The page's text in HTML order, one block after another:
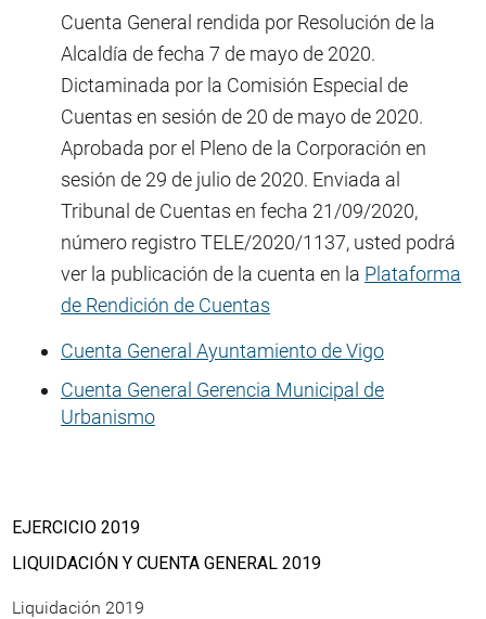
Cuenta General rendida por Resolución de la
Alcaldía de fecha 7 de mayo de 2020.
Dictaminada por la Comisión Especial de
Cuentas en sesión de 20 de mayo de 2020.
Aprobada por el Pleno de la Corporación en
sesión de 29 de julio de 2020. Enviada al
Tribunal de Cuentas en fecha 21/09/2020,
número registro TELE/2020/1137, usted podrá
ver la publicación de la cuenta en la Plataforma
de Rendición de Cuentas
Cuenta General Ayuntamiento de Vigo
Cuenta General Gerencia Municipal de
Urbanismo
EJERCICIO 2019
LIQUIDACIÓN Y CUENTA GENERAL 2019
Liquidación 2019